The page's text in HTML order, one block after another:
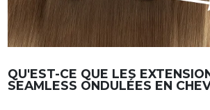
QU'EST-CE QUE LES
SEAMLESS ONDULÉES EN